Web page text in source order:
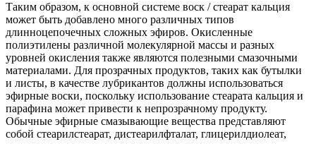
Таким образом, к основной системе воск / стеарат кальция
может быть добавлено много различных типов
длинноцепочечных сложных эфиров. Окисленные
полиэтилены различной молекулярной массы и разных
уровней окисления также являются полезными смазочными
материалами. Для прозрачных продуктов, таких как бутылки
и листы, в качестве лубрикантов должны использоваться
эфирные воски, поскольку использование стеарата кальция и
парафина может привести к непрозрачному продукту.
Обычные эфирные смазывающие вещества представляют
собой стеарилстеарат, дистеарилфталат, глицерилдиолеат,